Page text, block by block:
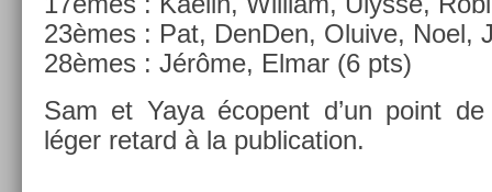
23èmes : Pat, De­nD­en, Oluive, Noel,
28èmes : Jérôme, Elmar (6 pts)
Sam et Yaya éco­pent d’un point
léger re­tard à la pub­lica­tion.